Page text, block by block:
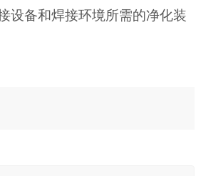
设备和焊接环境所需的净化装